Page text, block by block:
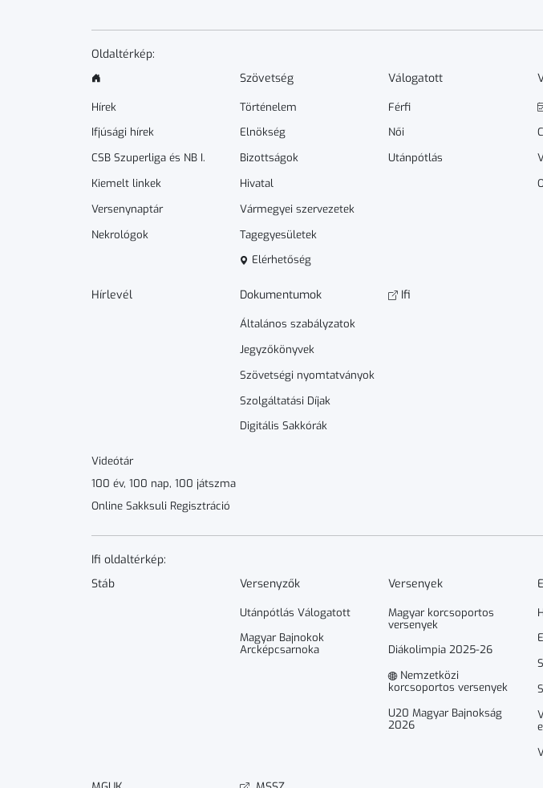
Oldaltérkép:
Hírek
Ifjúsági hírek
CSB Szuperliga és NB I.
Kiemelt linkek
Versenynaptár
Nekrológok
Szövetség
Történelem
Elnökség
Bizottságok
Hivatal
Vármegyei szervezetek
Tagegyesületek
Elérhetőség
Válogatott
Férfi
Női
Utánpótlás
Hírlevél Dokumen­­tumok
Általános szabályzatok
Jegyzőkönyvek
Szövetségi nyomtatványok
Szolgáltatási Díjak
Digitális Sakkórák
Ifi
Videótár
100 év, 100 nap, 100 játszma
Online Sakksuli Regisztráció
Ifi oldaltérkép:
Stáb
Versenyzők
Utánpótlás Válogatott
Magyar Bajnokok
Arcképcsarnoka
Versenyek
Magyar korcsoportos
versenyek
Diákolimpia 2025-26
Nemzetközi
korcsoportos versenyek
U20 Magyar Bajnokság
2026